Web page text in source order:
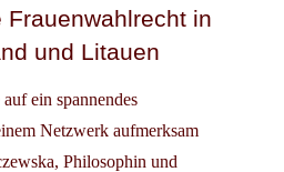
in
und Litauen
ein spannendes
Netzwerk aufmerksam
Philosophin und